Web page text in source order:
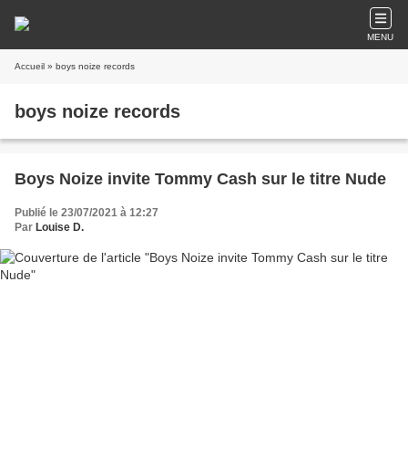
MENU
Accueil » boys noize records
boys noize records
Boys Noize invite Tommy Cash sur le titre Nude
Publié le 23/07/2021 à 12:27
Par Louise D.